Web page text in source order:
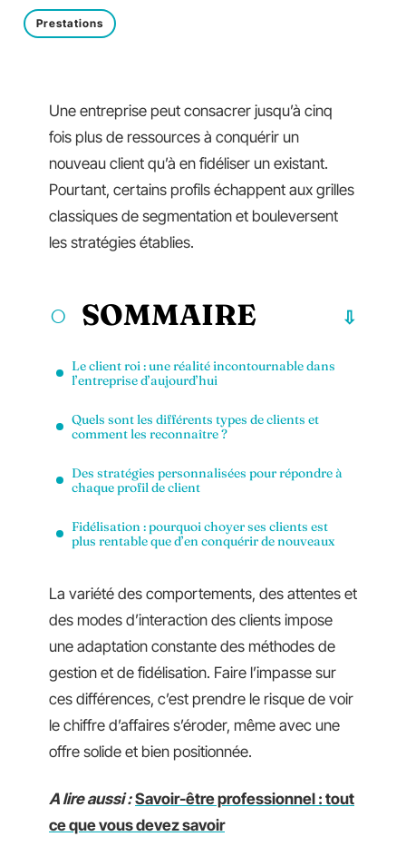
Prestations
Une entreprise peut consacrer jusqu’à cinq
fois plus de ressources à conquérir un
nouveau client qu’à en fidéliser un existant.
Pourtant, certains profils échappent aux grilles
classiques de segmentation et bouleversent
les stratégies établies.
SOMMAIRE
Le client roi : une réalité incontournable dans
l’entreprise d’aujourd’hui
Quels sont les différents types de clients et
comment les reconnaître ?
Des stratégies personnalisées pour répondre à
chaque profil de client
Fidélisation : pourquoi choyer ses clients est
plus rentable que d’en conquérir de nouveaux
La variété des comportements, des attentes et
des modes d’interaction des clients impose
une adaptation constante des méthodes de
gestion et de fidélisation. Faire l’impasse sur
ces différences, c’est prendre le risque de voir
le chiffre d’affaires s’éroder, même avec une
offre solide et bien positionnée.
A lire aussi : Savoir-être professionnel : tout
ce que vous devez savoir